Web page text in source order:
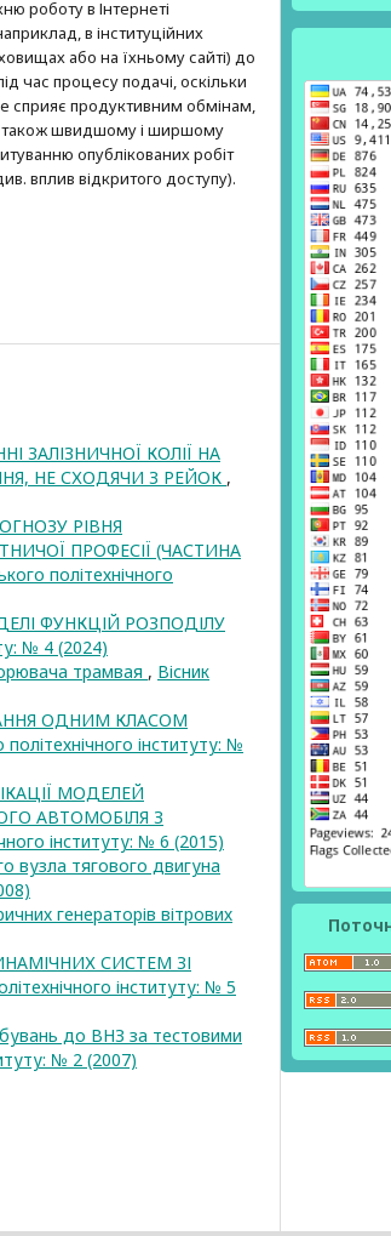
роботу в Інтернеті
в інституційних
або на їхньому сайті) до
час процесу подачі, оскільки
сприяє продуктивним обмінам,
також швидшому і ширшому
опубліко­ва­них робіт
вплив відкритого доступу).
ЗАЛІЗНИЧНОЇ КОЛІЇ НА
НЕ СХОДЯЧИ З РЕЙОК ,
РІВНЯ
ПРОФЕСІЇ (ЧАСТИНА
політехнічного
ФУНКЦІЙ РОЗПОДІЛУ
№ 4 (2024)
трамвая , Вісник
ОДНИМ КЛАСОМ
політехнічного інституту: №
МОДЕЛЕЙ
АВТОМОБІЛЯ З
інституту: № 6 (2015)
вузла тягового двигуна
генераторів вітрових
СИСТЕМ ЗІ
інституту: № 5
до ВНЗ за тестовими
№ 2 (2007)